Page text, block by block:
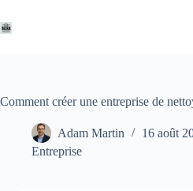
au
contenu
Comment créer une entreprise de
Adam Martin
16 août
Entreprise